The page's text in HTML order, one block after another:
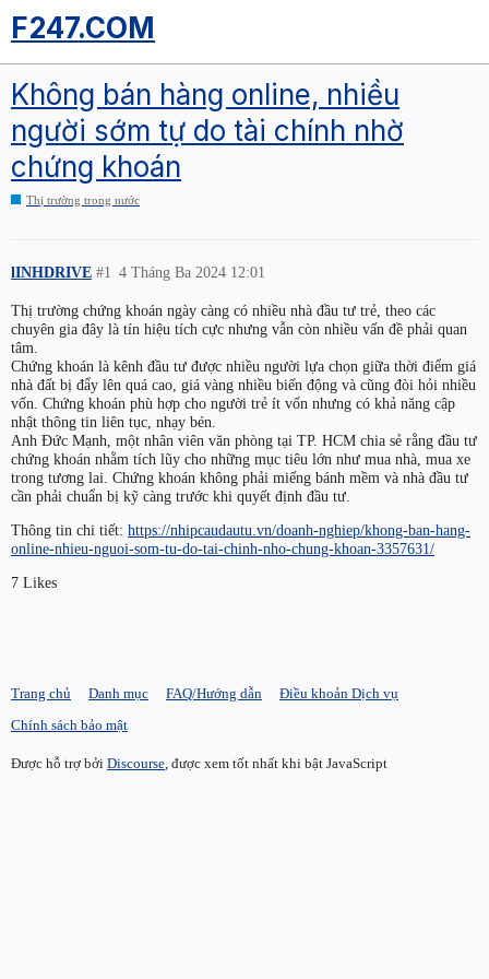
F247.COM
Không bán hàng online, nhiều
người sớm tự do tài chính nhờ
chứng khoán
Thị trường trong nước
lINHDRIVE 4 Tháng Ba 2024 12:01
#1
Thị trường chứng khoán ngày càng có nhiều nhà đầu tư trẻ, theo các
chuyên gia đây là tín hiệu tích cực nhưng vẫn còn nhiều vấn đề phải quan
tâm.
Chứng khoán là kênh đầu tư được nhiều người lựa chọn giữa thời điểm giá
nhà đất bị đẩy lên quá cao, giá vàng nhiều biến động và cũng đòi hỏi nhiều
vốn. Chứng khoán phù hợp cho người trẻ ít vốn nhưng có khả năng cập
nhật thông tin liên tục, nhạy bén.
Anh Đức Mạnh, một nhân viên văn phòng tại TP. HCM chia sẻ rằng đầu tư
chứng khoán nhằm tích lũy cho những mục tiêu lớn như mua nhà, mua xe
trong tương lai. Chứng khoán không phải miếng bánh mềm và nhà đầu tư
cần phải chuẩn bị kỹ càng trước khi quyết định đầu tư.
Thông tin chi tiết: https://nhipcaudautu.vn/doanh-nghiep/khong-ban-hang-
online-nhieu-nguoi-som-tu-do-tai-chinh-nho-chung-khoan-3357631/
7 Likes
Trang chủ Danh mục FAQ/Hướng dẫn
Điều khoản Dịch vụ
Chính sách bảo mật
Được hỗ trợ bởi Discourse, được xem tốt nhất khi bật JavaScript